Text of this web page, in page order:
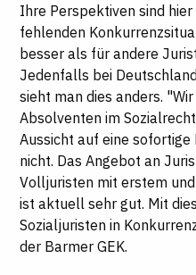
Ihre Perspektiven sind
fehlenden
besser als für andere
Jedenfalls bei
sieht man dies anders.
Absolventen im
Aussicht auf eine
nicht. Das Angebot an
Volljuristen mit erstem
ist aktuell sehr gut. Mit
Sozialjuristen in
der Barmer GEK.